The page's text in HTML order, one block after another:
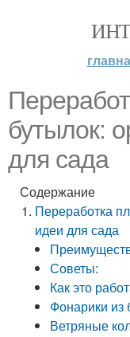
бутылок:
для сада
Содержание
Переработка
идеи для сада
Советы:
Как это
Фонарики из
Ветряные